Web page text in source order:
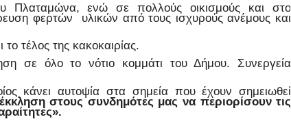
Πλαταμώνα, ενώ σε πολλούς οικισμούς και στο
φερτών υλικών από τους ισχυρούς ανέμους και
το τέλος της κακοκαιρίας.
σε όλο το νότιο κομμάτι του Δήμου. Συνεργεία
κάνει αυτοψία στα σημεία που έχουν σημειωθεί
στους συνδημότες μας να περιορίσουν τις
».